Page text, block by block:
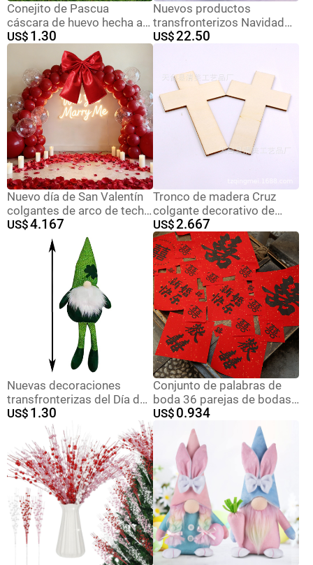
Conejito de Pascua
cáscara de huevo hecha a
mano decoración
doméstica primavera de
Pascua decoración de
fiestas de Pascua
suministros de Pascua
US$ 1.30
Nuevos productos
transfronterizos Navidad
infláble decoración 2.1m
US$22.50
Nuevo día de San Valentín
colgantes de arco de techo
grande decoración de
escena interior tela de
terciopelo colgantes de
arco de tamaño grande
US$4.167
Tronco de madera Cruz
colgante decorativo de
madera 36 piezas un
paquete
US$2.667
Nuevas decoraciones
transfronterizas del Día de
San Patricio Irish Festival
muñeca sin rostro Green
Leaf Festival Trébol
adornos
US$ 1.30
Conjunto de palabras de
boda 36 parejas de bodas
de alta calidad pequeñas
pegatinas de palabras de
boda artículos de
decoración de parejas de
bodas
US$ 0.934